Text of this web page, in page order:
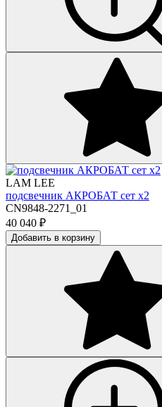
LAM LEE
подсвечник АКРОБАТ сет х2
CN9848-2271_01
40 040 ₽
Добавить в корзину